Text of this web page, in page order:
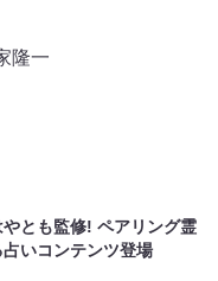
隆一
とも監修! ペアリング霊
いコンテンツ登場